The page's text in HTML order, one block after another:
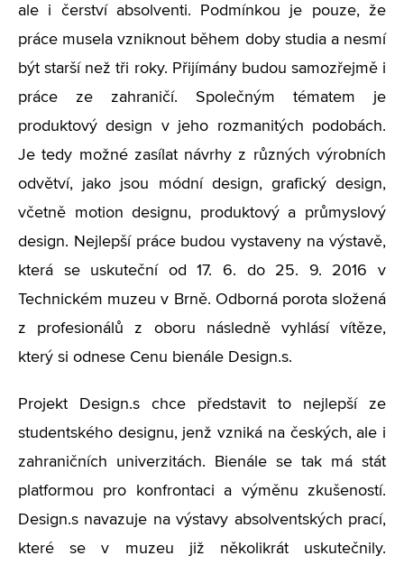
ale i čerství absolventi. Podmínkou je pouze, že
práce musela vzniknout během doby studia a nesmí
být starší než tři roky. Přijímány budou samozřejmě i
práce ze zahraničí. Společným tématem je
produktový design v jeho rozmanitých podobách.
Je tedy možné zasílat návrhy z různých výrobních
odvětví, jako jsou módní design, grafický design,
včetně motion designu, produktový a průmyslový
design. Nejlepší práce budou vystaveny na výstavě,
která se uskuteční od 17. 6. do 25. 9. 2016 v
Technickém muzeu v Brně. Odborná porota složená
z profesionálů z oboru následně vyhlásí vítěze,
který si odnese Cenu bienále Design.s.
Projekt Design.s chce představit to nejlepší ze
studentského designu, jenž vzniká na českých, ale i
zahraničních univerzitách. Bienále se tak má stát
platformou pro konfrontaci a výměnu zkušeností.
Design.s navazuje na výstavy absolventských prací,
které se v muzeu již několikrát uskutečnily.